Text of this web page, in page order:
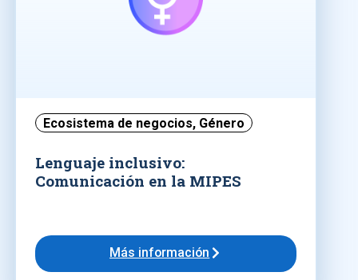
Ecosistema de negocios, Género
Lenguaje inclusivo:
Comunicación en la MIPES
Más información